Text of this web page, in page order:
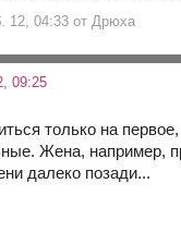
12, 04:33 от Дрюха
09:25
только на
Жена, например,
далеко позади...